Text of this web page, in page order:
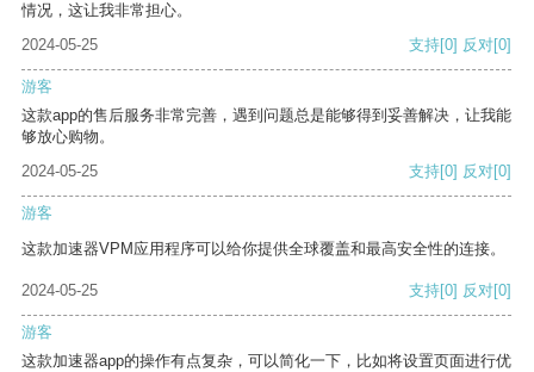
情况，这让我非常担心。
2024-05-25
支持[0] 反对[0]
游客
这款app的售后服务非常完善，遇到问题总是能够得到妥善解决，让我能
够放心购物。
2024-05-25
支持[0] 反对[0]
游客
这款加速器VPM应用程序可以给你提供全球覆盖和最高安全性的连接。
2024-05-25 支持[0] 反对[0]
游客
这款加速器app的操作有点复杂，可以简化一下，比如将设置页面进行优